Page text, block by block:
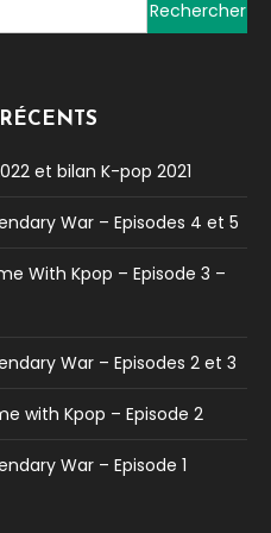
Rechercher :
et bilan K-pop 2021
War – Episodes 4 et 5
With Kpop – Episode 3 –
War – Episodes 2 et 3
with Kpop – Episode 2
War – Episode 1